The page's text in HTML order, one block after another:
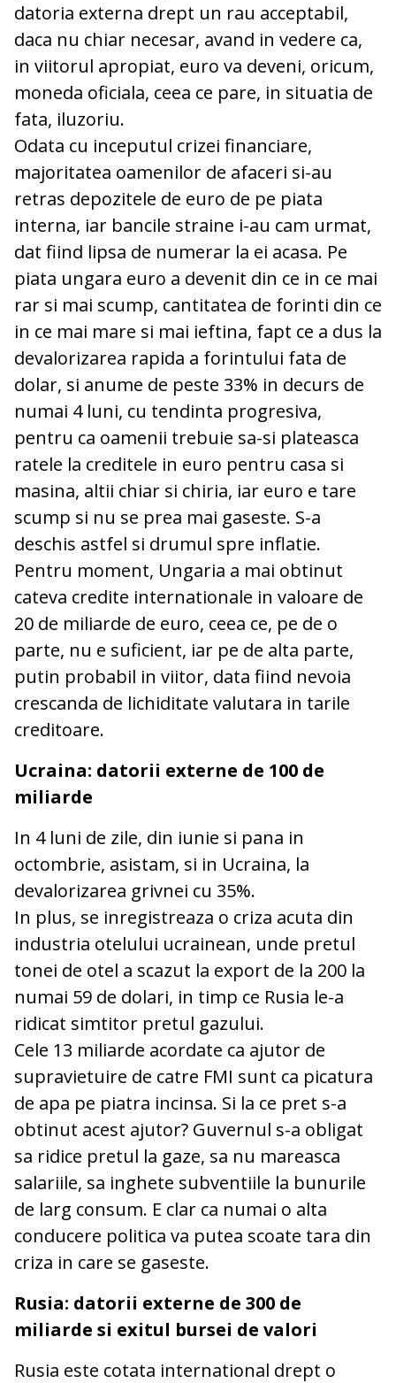
datoria externa drept un rau acceptabil,
daca nu chiar necesar, avand in vedere ca,
in viitorul apropiat, euro va deveni, oricum,
moneda oficiala, ceea ce pare, in situatia de
fata, iluzoriu.
Odata cu inceputul crizei financiare,
majoritatea oamenilor de afaceri si-au
retras depozitele de euro de pe piata
interna, iar bancile straine i-au cam urmat,
dat fiind lipsa de numerar la ei acasa. Pe
piata ungara euro a devenit din ce in ce mai
rar si mai scump, cantitatea de forinti din ce
in ce mai mare si mai ieftina, fapt ce a dus la
devalorizarea rapida a forintului fata de
dolar, si anume de peste 33% in decurs de
numai 4 luni, cu tendinta progresiva,
pentru ca oamenii trebuie sa-si plateasca
ratele la creditele in euro pentru casa si
masina, altii chiar si chiria, iar euro e tare
scump si nu se prea mai gaseste. S-a
deschis astfel si drumul spre inflatie.
Pentru moment, Ungaria a mai obtinut
cateva credite internationale in valoare de
20 de miliarde de euro, ceea ce, pe de o
parte, nu e suficient, iar pe de alta parte,
putin probabil in viitor, data fiind nevoia
crescanda de lichiditate valutara in tarile
creditoare.
Ucraina: datorii externe de 100 de
miliarde
In 4 luni de zile, din iunie si pana in
octombrie, asistam, si in Ucraina, la
devalorizarea grivnei cu 35%.
In plus, se inregistreaza o criza acuta din
industria otelului ucrainean, unde pretul
tonei de otel a scazut la export de la 200 la
numai 59 de dolari, in timp ce Rusia le-a
ridicat simtitor pretul gazului.
Cele 13 miliarde acordate ca ajutor de
supravietuire de catre FMI sunt ca picatura
de apa pe piatra incinsa. Si la ce pret s-a
obtinut acest ajutor? Guvernul s-a obligat
sa ridice pretul la gaze, sa nu mareasca
salariile, sa inghete subventiile la bunurile
de larg consum. E clar ca numai o alta
conducere politica va putea scoate tara din
criza in care se gaseste.
Rusia: datorii externe de 300 de
miliarde si exitul bursei de valori
Rusia este cotata international drept o